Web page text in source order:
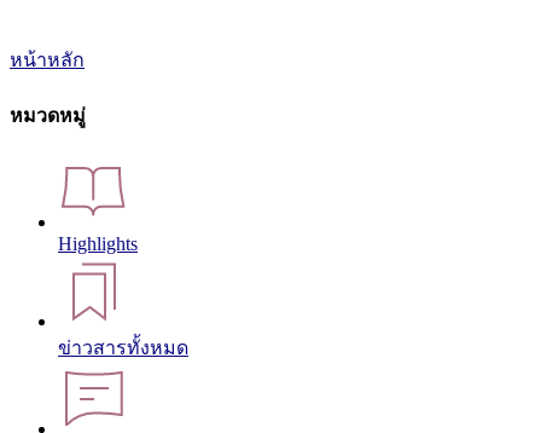
หน้าหลัก
หมวดหมู่
Highlights
ข่าวสารทั้งหมด